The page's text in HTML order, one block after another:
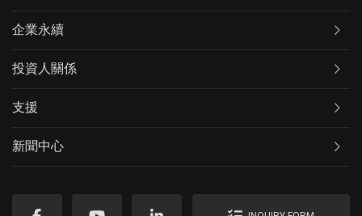
企業永續
投資人關係
支援
新聞中心